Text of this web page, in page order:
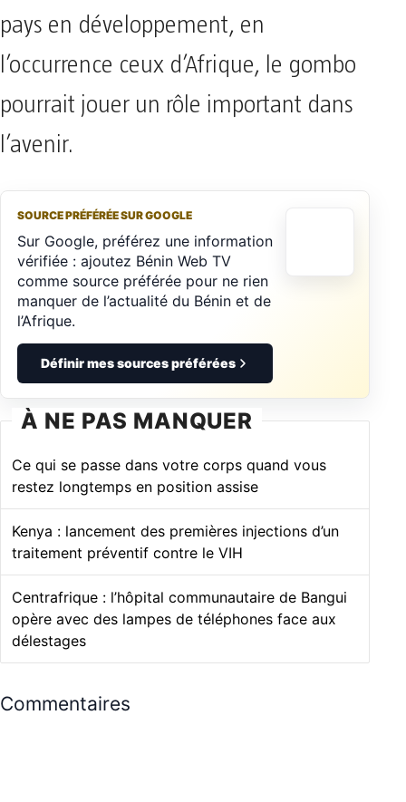
pays en développement, en
l’occurrence ceux d’Afrique, le gombo
pourrait jouer un rôle important dans
l’avenir.
SOURCE PRÉFÉRÉE SUR GOOGLE
Sur Google, préférez une information
vérifiée : ajoutez Bénin Web TV
comme source préférée pour ne rien
manquer de l’actualité du Bénin et de
l’Afrique.
Définir mes sources préférées
À NE PAS MANQUER
Ce qui se passe dans votre corps quand vous
restez longtemps en position assise
Kenya : lancement des premières injections d’un
traitement préventif contre le VIH
Centrafrique : l’hôpital communautaire de Bangui
opère avec des lampes de téléphones face aux
délestages
Commentaires